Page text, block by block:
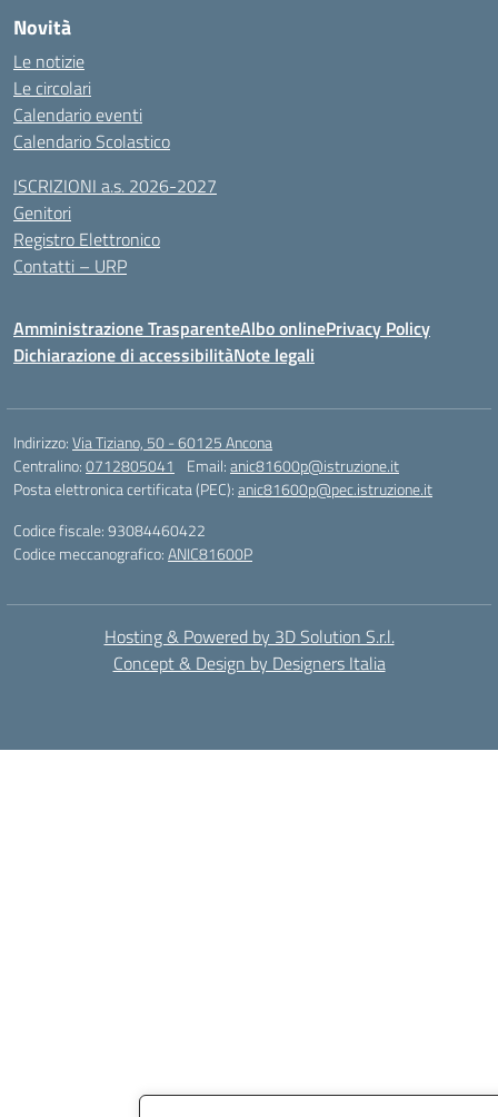
Novità
Le notizie
Le circolari
Calendario eventi
Calendario Scolastico
ISCRIZIONI a.s. 2026-2027
Genitori
Registro Elettronico
Contatti – URP
Amministrazione TrasparenteAlbo onlinePrivacy Policy
Dichiarazione di accessibilitàNote legali
Indirizzo:Via Tiziano, 50 - 60125 Ancona
Centralino:0712805041 Email:anic81600p@istruzione.it
Posta elettronica certificata (PEC):anic81600p@pec.istruzione.it
Codice fiscale: 93084460422
Codice meccanografico:ANIC81600P
Hosting & Powered by 3D Solution S.r.l.
Concept & Design by Designers Italia